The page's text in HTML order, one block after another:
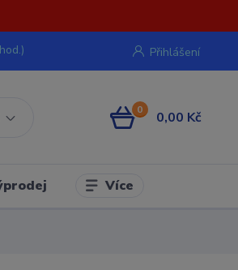
Přihlášení
0 0,00 Kč
Více